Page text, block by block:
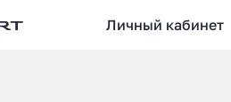
Личный кабинет